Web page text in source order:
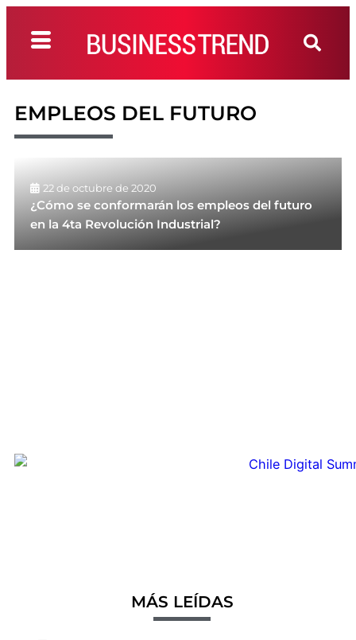
EMPLEOS DEL FUTURO
22 de octubre de 2020
¿Cómo se conformarán los empleos del futuro
en la 4ta Revolución Industrial?
MÁS LEÍDAS